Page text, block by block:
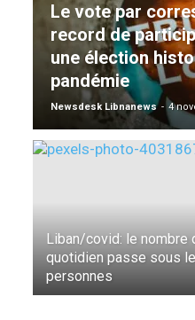
Le vote par
record de
une élection
pandémie
Newsdesk Libnanews - 4
Liban/covid: le nombre
quotidien passe sous
personnes